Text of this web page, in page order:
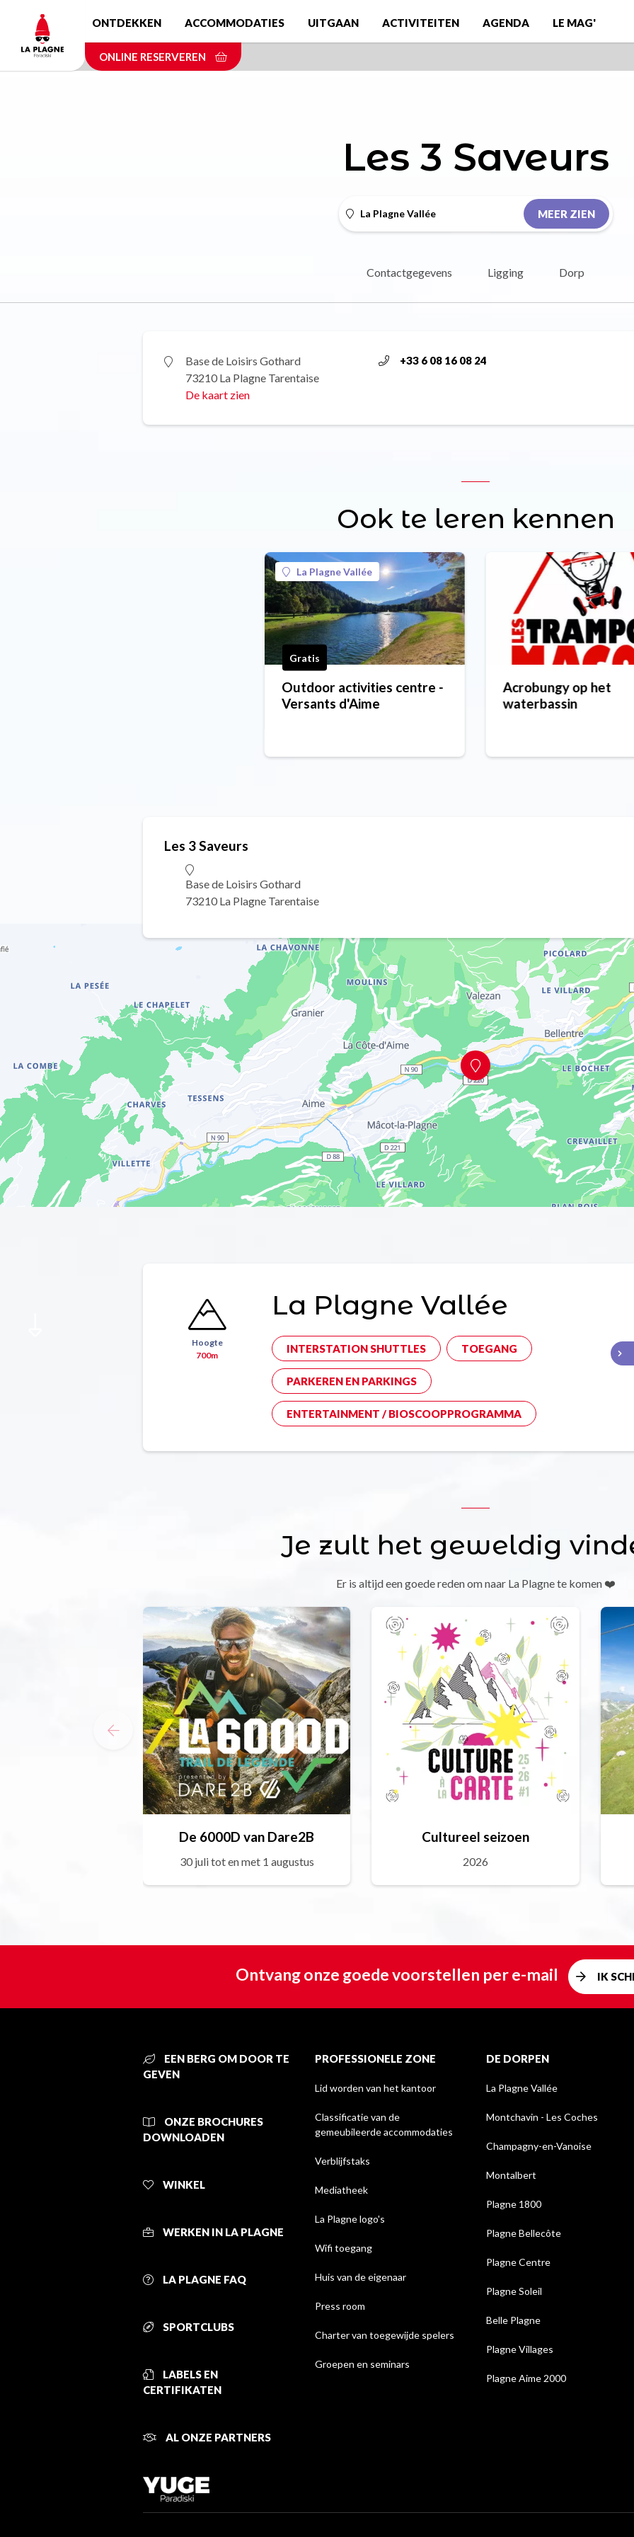
content
ONTDEKKEN ACCOMMODATIES UITGAAN ACTIVITEITEN AGENDA LE MAG'
ONLINE RESERVEREN
Les 3 Saveurs
La Plagne Vallée MEER ZIEN
Contactgegevens Ligging Dorp
Base de Loisirs Gothard
73210 La Plagne Tarentaise
De kaart zien
+33 6 08 16 08 24
Ook te leren kennen
La Plagne Vallée
Gratis
Outdoor activities centre -
Versants d'Aime
Acrobungy op het
waterbassin
Les 3 Saveurs
Base de Loisirs Gothard
73210 La Plagne Tarentaise
Hoogte
700m
La Plagne Vallée
INTERSTATION SHUTTLES TOEGANG
PARKEREN EN PARKINGS
ENTERTAINMENT / BIOSCOOPPROGRAMMA
Je zult het geweldig
Er is altijd een goede reden om naar La Plagne te komen ❤️
De 6000D van Dare2B
30 juli tot en met 1 augustus
Cultureel seizoen
2026
Ontvang onze goede voorstellen per e-mail IK
EEN BERG OM DOOR TE
GEVEN
ONZE BROCHURES
DOWNLOADEN
WINKEL
WERKEN IN LA PLAGNE
LA PLAGNE FAQ
SPORTCLUBS
LABELS EN
CERTIFIKATEN
AL ONZE PARTNERS
PROFESSIONELE ZONE
Lid worden van het kantoor
Classificatie van de
gemeubileerde accommodaties
Verblijfstaks
Mediatheek
La Plagne logo's
Wifi toegang
Huis van de eigenaar
Press room
Charter van toegewijde spelers
Groepen en seminars
DE DORPEN
La Plagne Vallée
Montchavin - Les Coches
Champagny-en-Vanoise
Montalbert
Plagne 1800
Plagne Bellecôte
Plagne Centre
Plagne Soleil
Belle Plagne
Plagne Villages
Plagne Aime 2000